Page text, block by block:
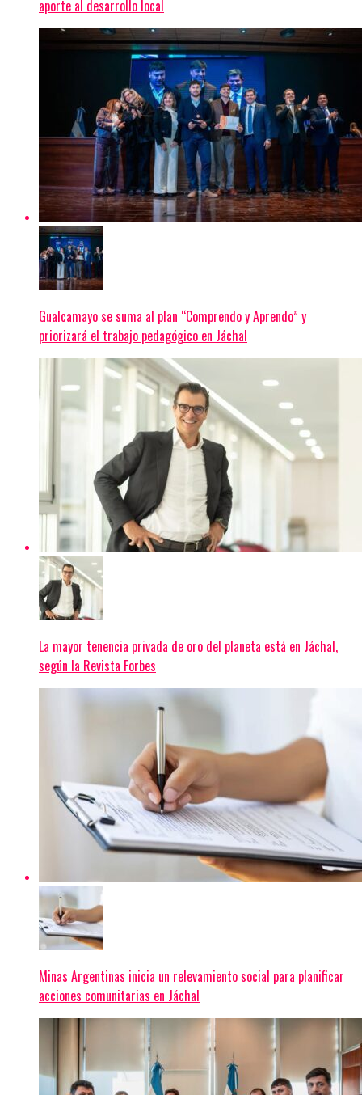
aporte al desarrollo local
Gualcamayo se suma al plan “Comprendo y Aprendo” y
priorizará el trabajo pedagógico en Jáchal
La mayor tenencia privada de oro del planeta está en Jáchal,
según la Revista Forbes
Minas Argentinas inicia un relevamiento social para planificar
acciones comunitarias en Jáchal